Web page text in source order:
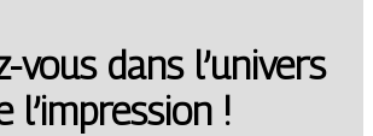
vous dans l’univers
l’impression !